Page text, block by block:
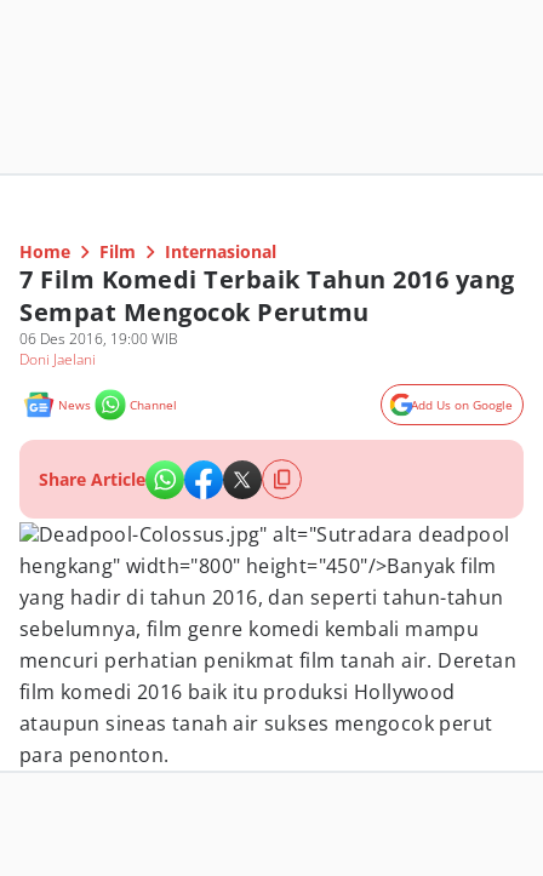
Home Film Internasional
7 Film Komedi Terbaik Tahun 2016 yang
Sempat Mengocok Perutmu
06 Des 2016, 19:00 WIB
Doni Jaelani
News Channel Add Us on Google
Share Article
Deadpool-Colossus.jpg" alt="Sutradara deadpool
hengkang" width="800" height="450"/>Banyak film
yang hadir di tahun 2016, dan seperti tahun-tahun
sebelumnya, film genre komedi kembali mampu
mencuri perhatian penikmat film tanah air. Deretan
film komedi 2016 baik itu produksi Hollywood
ataupun sineas tanah air sukses mengocok perut
para penonton.